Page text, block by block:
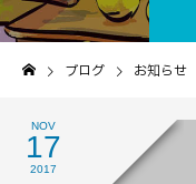
ブログ お知らせ
NOV
17
2017